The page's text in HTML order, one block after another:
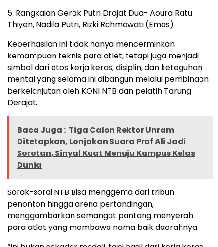
5. Rangkaian Gerak Putri Drajat Dua- Aoura Ratu
Thiyen, Nadila Putri, Rizki Rahmawati (Emas)
Keberhasilan ini tidak hanya mencerminkan
kemampuan teknis para atlet, tetapi juga menjadi
simbol dari etos kerja keras, disiplin, dan keteguhan
mental yang selama ini dibangun melalui pembinaan
berkelanjutan oleh KONI NTB dan pelatih Tarung
Derajat.
Baca Juga : Tiga Calon Rektor Unram
Ditetapkan, Lonjakan Suara Prof Ali Jadi
Sorotan, Sinyal Kuat Menuju Kampus Kelas
Dunia
Sorak-sorai NTB Bisa menggema dari tribun
penonton hingga arena pertandingan,
menggambarkan semangat pantang menyerah
para atlet yang membawa nama baik daerahnya.